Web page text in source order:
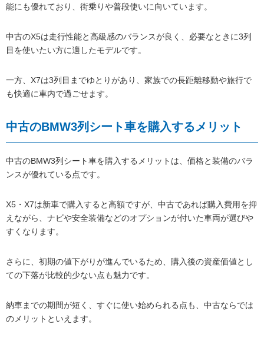
能にも優れており、街乗りや普段使いに向いています。
中古のX5は走行性能と高級感のバランスが良く、必要なときに3列
目を使いたい方に適したモデルです。
一方、X7は3列目までゆとりがあり、家族での長距離移動や旅行で
も快適に車内で過ごせます。
中古のBMW3列シート車を購入するメリット
中古のBMW3列シート車を購入するメリットは、価格と装備のバラ
ンスが優れている点です。
X5・X7は新車で購入すると高額ですが、中古であれば購入費用を抑
えながら、ナビや安全装備などのオプションが付いた車両が選びや
すくなります。
さらに、初期の値下がりが進んでいるため、購入後の資産価値とし
ての下落が比較的少ない点も魅力です。
納車までの期間が短く、すぐに使い始められる点も、中古ならでは
のメリットといえます。